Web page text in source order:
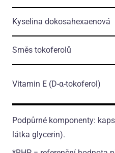
Kyselina dokosahexaenová
Směs tokoferolů
Vitamin E (D-α-tokoferol)
Podpůrné komponenty:
látka glycerin).